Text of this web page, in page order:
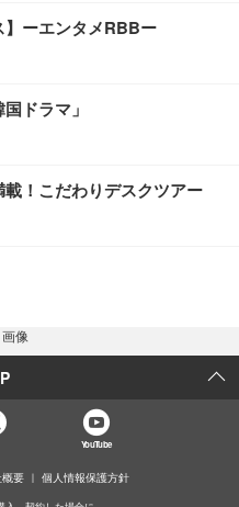
】ーエンタメRBBー
ドラマ」
！こだわりデスクツアー
像
YouTube
要 個人情報保護方針